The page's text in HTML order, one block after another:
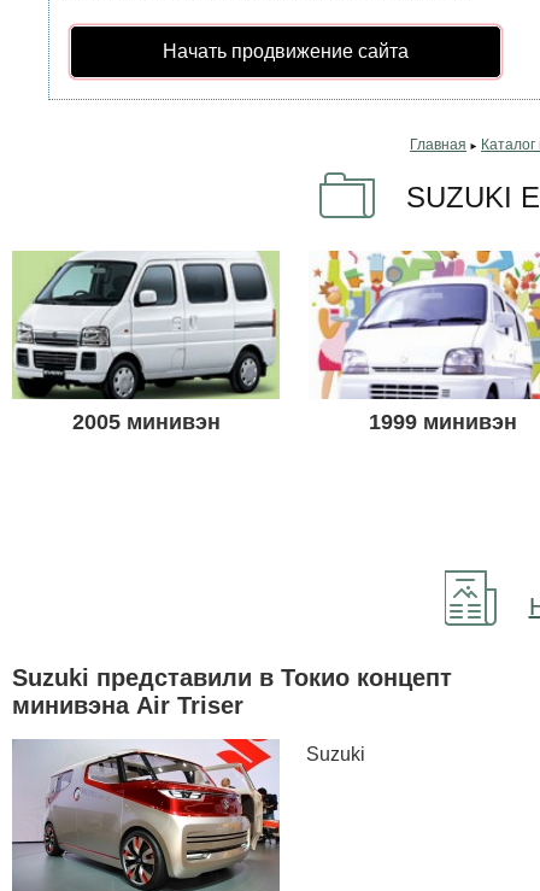
Начать продвижение сайта
Главная ►
SUZUKI
2005 минивэн 1999 минивэн
Suzuki представили в Токио концепт
минивэна Air Triser
Suzuki